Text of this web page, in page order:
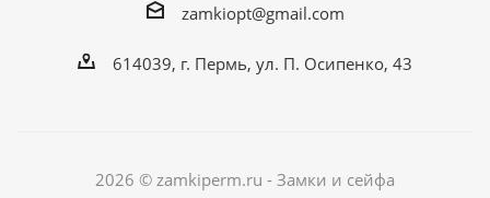
zamkiopt@gmail.com
614039, г. Пермь, ул. П. Осипенко, 43
2026 © zamkiperm.ru - Замки и сейфа